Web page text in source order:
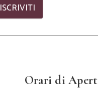
ISCRIVITI
Orari di